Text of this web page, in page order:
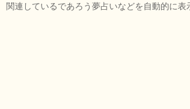
関連しているであろう夢占いなどを自動的に表